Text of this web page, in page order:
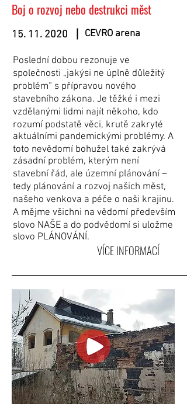
Boj o rozvoj nebo destrukci měst
15. 11. 2020 CEVRO arena
VÍCE INFORMACÍ
Poslední dobou rezonuje ve
společnosti „jakýsi ne úplně důležitý
problém“ s přípravou nového
stavebního zákona. Je těžké i mezi
vzdělanými lidmi najít někoho, kdo
rozumí podstatě věci, krutě zakryté
aktuálními pandemickými problémy. A
toto nevědomí bohužel také zakrývá
zásadní problém, kterým není
stavební řád, ale územní plánování –
tedy plánování a rozvoj našich měst,
našeho venkova a péče o naši krajinu.
A mějme všichni na vědomí především
slovo NAŠE a do podvědomí si uložme
slovo PLÁNOVÁNÍ.